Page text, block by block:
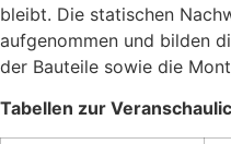
bleibt. Die statischen
aufgenommen und bilden
der Bauteile sowie die
Tabellen zur